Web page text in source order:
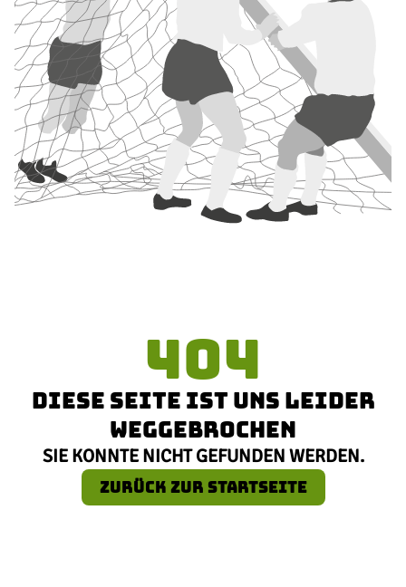
404
DIESE SEITE IST UNS LEIDER
WEGGEBROCHEN
SIE KONNTE NICHT GEFUNDEN WERDEN.
ZURÜCK ZUR STARTSEITE